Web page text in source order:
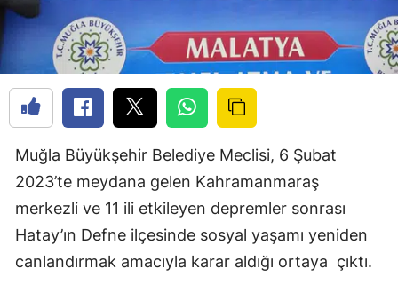
Muğla Büyükşehir Belediye Meclisi, 6 Şubat
2023’te meydana gelen Kahramanmaraş
merkezli ve 11 ili etkileyen depremler sonrası
Hatay’ın Defne ilçesinde sosyal yaşamı yeniden
canlandırmak amacıyla karar aldığı ortaya çıktı.